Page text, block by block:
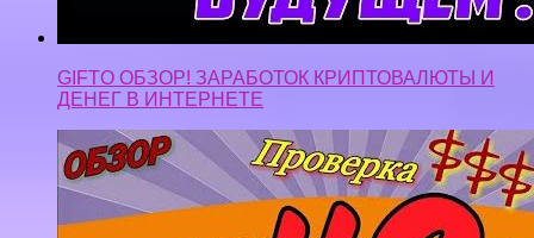
GIFTO ОБЗОР! ЗАРАБОТОК КРИПТОВАЛЮТЫ И
ДЕНЕГ В ИНТЕРНЕТЕ